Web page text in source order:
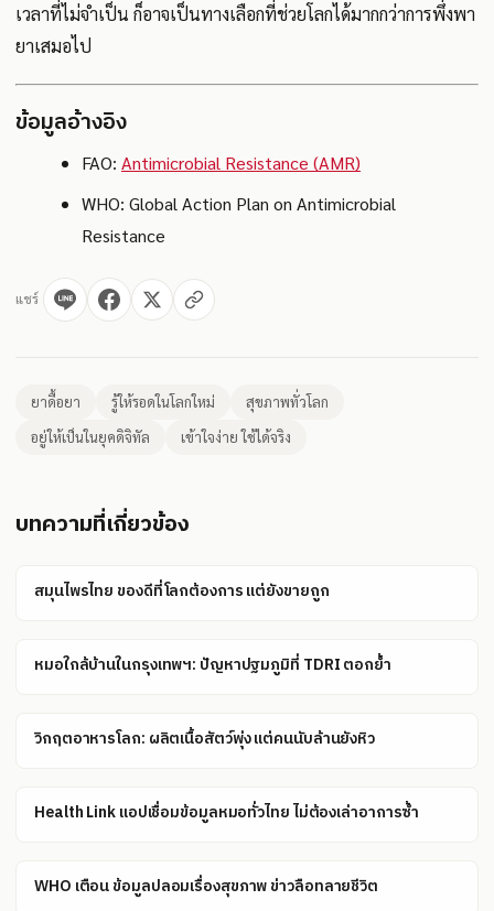
เวลาที่ไม่จำเป็น ก็อาจเป็นทางเลือกที่ช่วยโลกได้มากกว่าการพึ่งพา
ยาเสมอไป
ข้อมูลอ้างอิง
FAO: Antimicrobial Resistance (AMR)
WHO: Global Action Plan on Antimicrobial
Resistance
แชร์
ยาดื้อยา รู้ให้รอดในโลกใหม่
สุขภาพทั่วโลก
อยู่ให้เป็นในยุคดิจิทัล
เข้าใจง่าย ใช้ได้จริง
บทความที่เกี่ยวข้อง
สมุนไพรไทย ของดีที่โลกต้องการ แต่ยังขายถูก
หมอใกล้บ้านในกรุงเทพฯ: ปัญหาปฐมภูมิที่ TDRI ตอกย้ำ
วิกฤตอาหารโลก: ผลิตเนื้อสัตว์พุ่ง แต่คนนับล้านยังหิว
Health Link แอปเชื่อมข้อมูลหมอทั่วไทย ไม่ต้องเล่าอาการซ้ำ
WHO เตือน ข้อมูลปลอมเรื่องสุขภาพ ข่าวลือทลายชีวิต